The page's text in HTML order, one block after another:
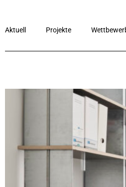
Aktuell Projekte